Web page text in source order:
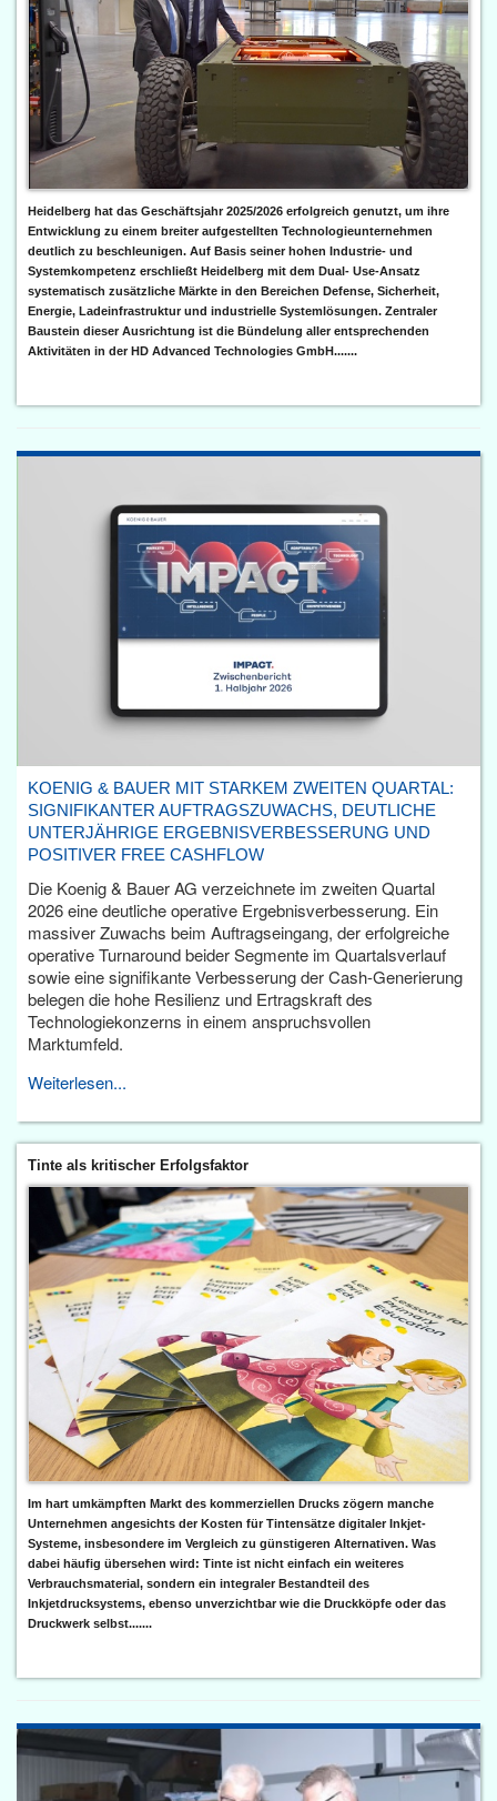
Heidelberg hat das Geschäftsjahr 2025/2026 erfolgreich genutzt, um ihre
Entwicklung zu einem breiter aufgestellten Technologieunternehmen
deutlich zu beschleunigen. Auf Basis seiner hohen Industrie- und
Systemkompetenz erschließt Heidelberg mit dem Dual- Use-Ansatz
systematisch zusätzliche Märkte in den Bereichen Defense, Sicherheit,
Energie, Ladeinfrastruktur und industrielle Systemlösungen. Zentraler
Baustein dieser Ausrichtung ist die Bündelung aller entsprechenden
Aktivitäten in der HD Advanced Technologies GmbH.......
KOENIG & BAUER MIT STARKEM ZWEITEN QUARTAL:
SIGNIFIKANTER AUFTRAGSZUWACHS, DEUTLICHE
UNTERJÄHRIGE ERGEBNISVERBESSERUNG UND
POSITIVER FREE CASHFLOW
Die Koenig & Bauer AG verzeichnete im zweiten Quartal
2026 eine deutliche operative Ergebnisverbesserung. Ein
massiver Zuwachs beim Auftragseingang, der erfolgreiche
operative Turnaround beider Segmente im Quartalsverlauf
sowie eine signifikante Verbesserung der Cash-Generierung
belegen die hohe Resilienz und Ertragskraft des
Technologiekonzerns in einem anspruchsvollen
Marktumfeld.
Weiterlesen...
Tinte als kritischer Erfolgsfaktor
Im hart umkämpften Markt des kommerziellen Drucks zögern manche
Unternehmen angesichts der Kosten für Tintensätze digitaler Inkjet-
Systeme, insbesondere im Vergleich zu günstigeren Alternativen. Was
dabei häufig übersehen wird: Tinte ist nicht einfach ein weiteres
Verbrauchsmaterial, sondern ein integraler Bestandteil des
Inkjetdrucksystems, ebenso unverzichtbar wie die Druckköpfe oder das
Druckwerk selbst.......